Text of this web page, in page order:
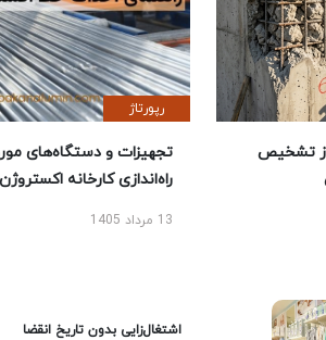
تشخیص
رپورتاژ
تجهیزات و دستگاه‌های
راه‌اندازی کارخانه اکستروژن
13 مرداد 1405
اشتغال‌زایی بدون تاریخ انقضا